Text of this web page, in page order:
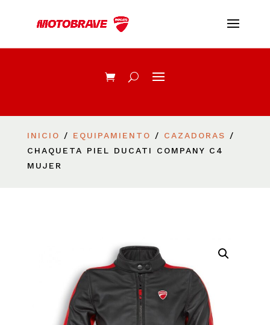
INICIO / EQUIPAMIENTO / CAZADORAS
/
CHAQUETA PIEL DUCATI COMPANY C4
MUJER